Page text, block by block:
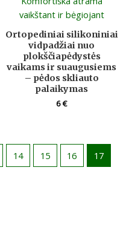
Ortopediniai silikoniniai
vidpadžiai nuo
plokščiapėdystės
vaikams ir suaugusiems
– pėdos skliauto
palaikymas
6€
14 15 16 17